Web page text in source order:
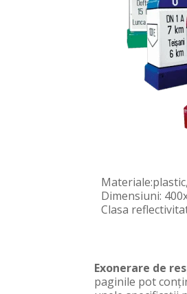
Dimensiuni:
Clasa
Exonerare de
paginile pot